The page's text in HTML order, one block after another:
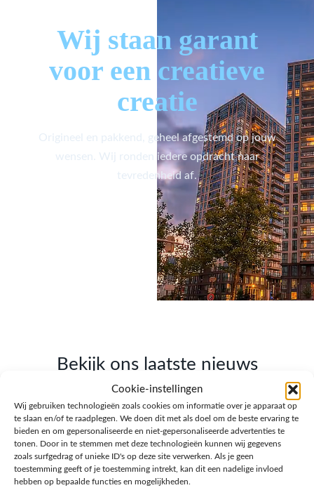
Cookie-instellingen
Wij gebruiken technologieën zoals cookies om informatie over je apparaat op
te slaan en/of te raadplegen. We doen dit met als doel om de beste ervaring te
bieden en om gepersonaliseerde en niet-gepersonaliseerde advertenties te
tonen. Door in te stemmen met deze technologieën kunnen wij gegevens
zoals surfgedrag of unieke ID's op deze site verwerken. Als je geen
toestemming geeft of je toestemming intrekt, kan dit een nadelige invloed
hebben op bepaalde functies en mogelijkheden.
Wij staan garant
voor een creatieve
creatie
Origineel en pakkend, geheel afgestemd op jouw
wensen. Wij ronden iedere opdracht naar
tevredenheid af.
Bekijk ons laatste nieuws
ondernemen.